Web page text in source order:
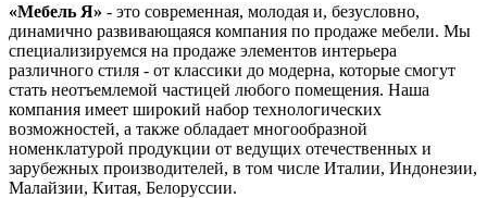
«Мебель Я» - это современная, молодая и, безусловно,
динамично развивающаяся компания по продаже мебели. Мы
специализируемся на продаже элементов интерьера
различного стиля - от классики до модерна, которые смогут
стать неотъемлемой частицей любого помещения. Наша
компания имеет широкий набор технологических
возможностей, а также обладает многообразной
номенклатурой продукции от ведущих отечественных и
зарубежных производителей, в том числе Италии, Индонезии,
Малайзии, Китая, Белоруссии.